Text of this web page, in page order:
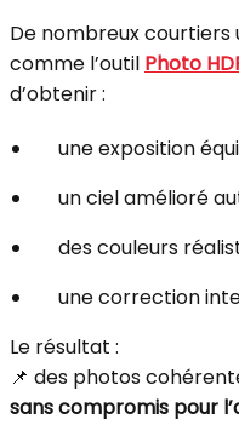
De nombreux
comme l’outil Photo
d’obtenir :
une exposition
un ciel amélioré
des couleurs
une correction
Le résultat :
📌 des photos
sans compromis pour